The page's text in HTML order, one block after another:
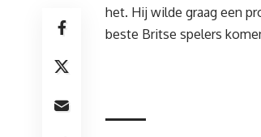
het. Hij wilde graag een
beste Britse spelers